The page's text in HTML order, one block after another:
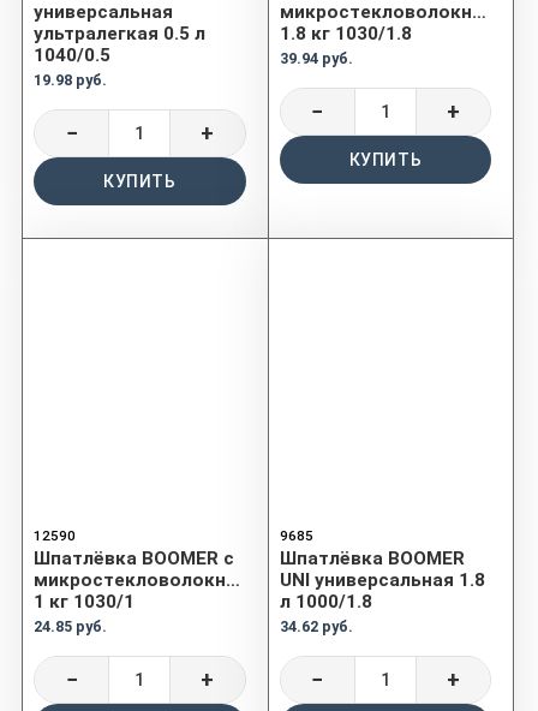
универсальная
ультралегкая 0.5 л
1040/0.5
19.98 руб.
− +
КУПИТЬ
микростекловолокном
1.8 кг 1030/1.8
39.94 руб.
− +
КУПИТЬ
12590
Шпатлёвка BOOMER с
микростекловолокном
1 кг 1030/1
24.85 руб.
− +
9685
Шпатлёвка BOOMER
UNI универсальная 1.8
л 1000/1.8
34.62 руб.
− +